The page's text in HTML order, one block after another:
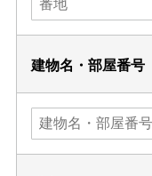
建物名・部屋番号